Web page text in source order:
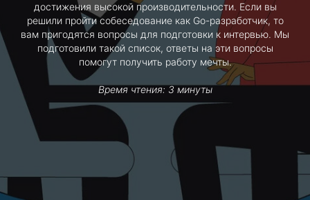
достижения высокой производительности. Если вы
решили пройти собеседование как Go-разработчик, то
вам пригодятся вопросы для подготовки к интервью. Мы
подготовили такой список, ответы на эти вопросы
помогут получить работу мечты.
Время чтения: 3 минуты